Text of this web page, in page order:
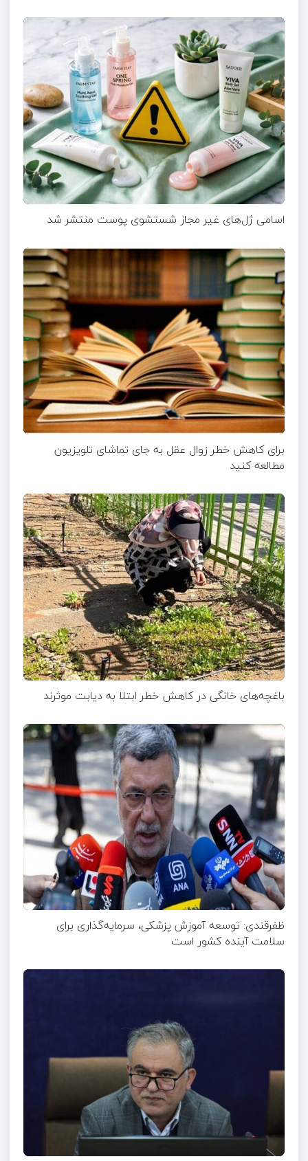
اسامی ژل‌های غیر مجاز شستشوی پوست منتشر شد
برای کاهش خطر زوال عقل به جای تماشای تلویزیون
مطالعه کنید
باغچه‌های خانگی در کاهش خطر ابتلا به دیابت موثرند
ظفرقندی: توسعه آموزش پزشکی، سرمایه‌گذاری برای
سلامت آینده کشور است